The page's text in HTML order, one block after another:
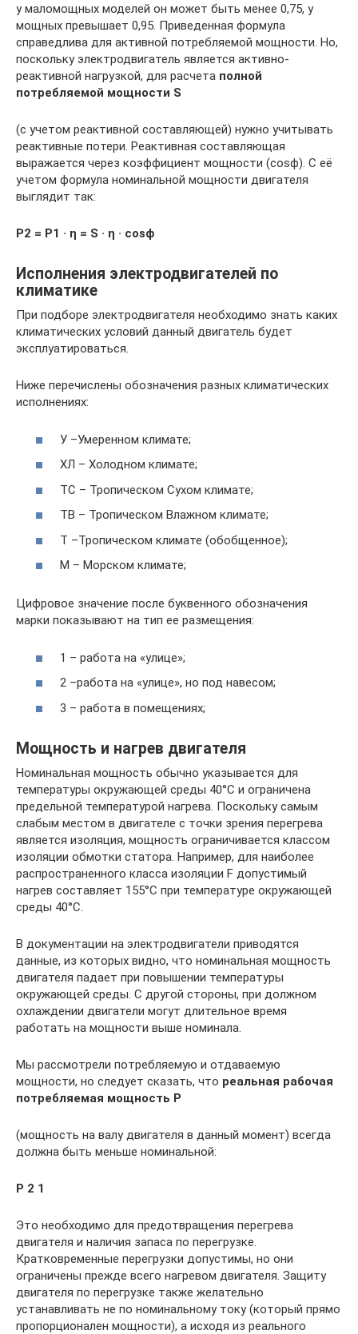
у маломощных моделей он может быть менее 0,75, у
мощных превышает 0,95. Приведенная формула
справедлива для активной потребляемой мощности. Но,
поскольку электродвигатель является активно-
реактивной нагрузкой, для расчета полной
потребляемой мощности S
(с учетом реактивной составляющей) нужно учитывать
реактивные потери. Реактивная составляющая
выражается через коэффициент мощности (cosϕ). С её
учетом формула номинальной мощности двигателя
выглядит так:
Р2 = Р1 · ƞ = S · ƞ · cosϕ
Исполнения электродвигателей по
климатике
При подборе электродвигателя необходимо знать каких
климатических условий данный двигатель будет
эксплуатироваться.
Ниже перечислены обозначения разных климатических
исполнениях:
У –Умеренном климате;
ХЛ – Холодном климате;
ТС – Тропическом Сухом климате;
ТВ – Тропическом Влажном климате;
Т –Тропическом климате (обобщенное);
М – Морском климате;
Цифровое значение после буквенного обозначения
марки показывают на тип ее размещения:
1 – работа на «улице»;
2 –работа на «улице», но под навесом;
3 – работа в помещениях;
Мощность и нагрев двигателя
Номинальная мощность обычно указывается для
температуры окружающей среды 40°С и ограничена
предельной температурой нагрева. Поскольку самым
слабым местом в двигателе с точки зрения перегрева
является изоляция, мощность ограничивается классом
изоляции обмотки статора. Например, для наиболее
распространенного класса изоляции F допустимый
нагрев составляет 155°С при температуре окружающей
среды 40°С.
В документации на электродвигатели приводятся
данные, из которых видно, что номинальная мощность
двигателя падает при повышении температуры
окружающей среды. С другой стороны, при должном
охлаждении двигатели могут длительное время
работать на мощности выше номинала.
Мы рассмотрели потребляемую и отдаваемую
мощности, но следует сказать, что реальная рабочая
потребляемая мощность P
(мощность на валу двигателя в данный момент) всегда
должна быть меньше номинальной:
Р 2 1
Это необходимо для предотвращения перегрева
двигателя и наличия запаса по перегрузке.
Кратковременные перегрузки допустимы, но они
ограничены прежде всего нагревом двигателя. Защиту
двигателя по перегрузке также желательно
устанавливать не по номинальному току (который прямо
пропорционален мощности), а исходя из реального